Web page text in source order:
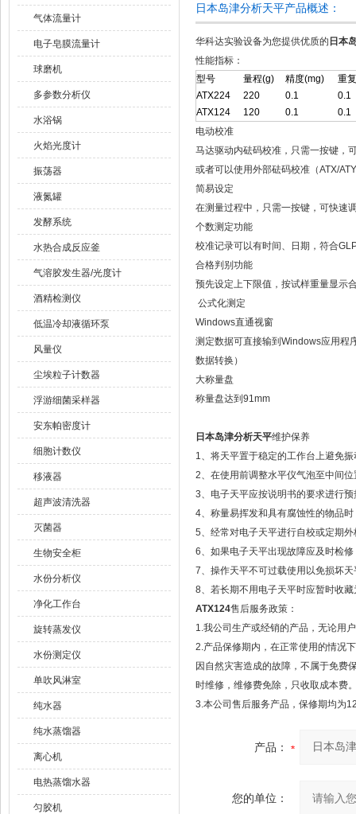
气体流量计
电子皂膜流量计
球磨机
多参数分析仪
水浴锅
火焰光度计
振荡器
液氮罐
发酵系统
水热合成反应釜
气溶胶发生器/光度计
酒精检测仪
低温冷却液循环泵
风量仪
尘埃粒子计数器
浮游细菌采样器
安东帕密度计
细胞计数仪
移液器
超声波清洗器
灭菌器
生物安全柜
水份分析仪
净化工作台
旋转蒸发仪
水份测定仪
单吹风淋室
纯水器
纯水蒸馏器
离心机
电热蒸馏水器
匀胶机
日本岛津分析天平产品概述：
华科达实验设备为您提供优质的 日本
性能指标：
型号
量程(g) 精度(mg)
重
ATX224
220 0.1
0.1
ATX124
120 0.1
0.1
电动校准
马达驱动内砝码校准，只需一按键，
或者可以使用外部砝码校准（ATX/
简易设定
在测量过程中，只需一按键，可快速
个数测定功能
校准记录可以有时间、日期，符合
合格判别功能
预先设定上下限值，按试样重量显示
公式化测定
Windows直通视窗
测定数据可直接输到Windows应用程
数据转换）
大称量盘
称量盘达到91mm
日本岛津分析天平维护保养
1、将天平置于稳定的工作台上避免
2、在使用前调整水平仪气泡至中间位
3、电子天平应按说明书的要求进行预
4、称量易挥发和具有腐蚀性的物品
5、经常对电子天平进行自校或定期
6、如果电子天平出现故障应及时检修
7、操作天平不可过载使用以免损坏天
8、若长期不用电子天平时应暂时收藏
ATX124售后服务政策：
1.我公司生产或经销的产品，无论用
2.产品保修期内，在正常使用的情况
因自然灾害造成的故障，不属于免费
时维修，维修费免除，只收取成本费
3.本公司售后服务产品，保修期均为
产品：
您的单位：